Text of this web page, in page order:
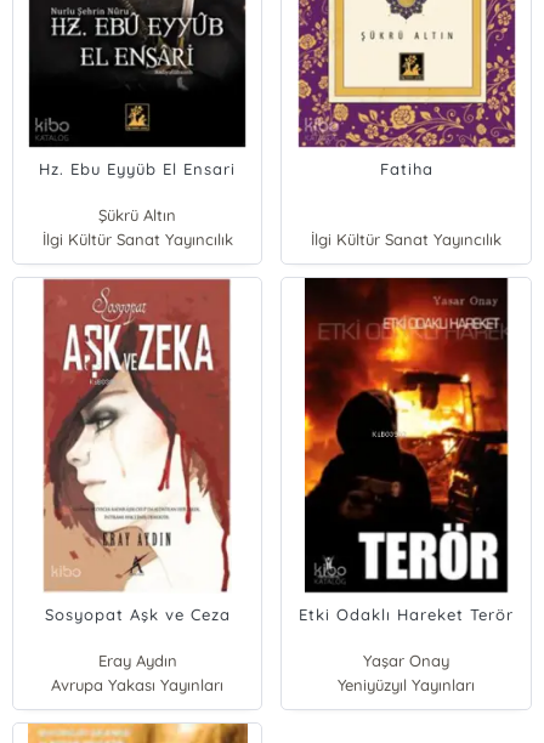
Hz. Ebu Eyyüb El Ensari
Şükrü Altın
İlgi Kültür Sanat Yayıncılık
Fatiha
İlgi Kültür Sanat Yayıncılık
Sosyopat Aşk ve Ceza
Eray Aydın
Avrupa Yakası Yayınları
Etki Odaklı Hareket Terör
Yaşar Onay
Yeniyüzyıl Yayınları